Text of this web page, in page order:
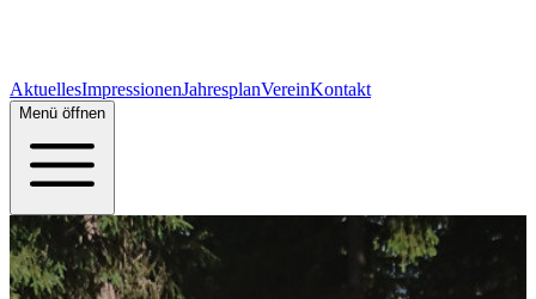
AktuellesImpressionenJahresplanVereinKontakt
Menü öffnen